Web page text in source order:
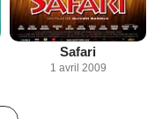
Safari
1 avril 2009